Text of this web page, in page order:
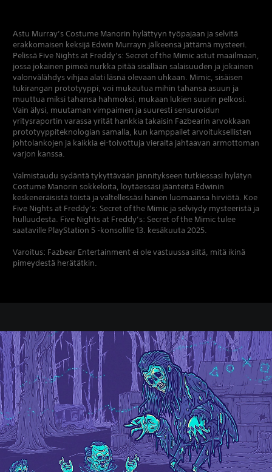
Astu Murray’s Costume Manorin hylättyyn työpajaan ja selvitä
erakkomaisen keksijä Edwin Murrayn jälkeensä jättämä mysteeri.
Pelissä Five Nights at Freddy’s: Secret of the Mimic astut maailmaan,
jossa jokainen pimeä nurkka pitää sisällään salaisuuden ja jokainen
valonvälähdys vihjaa alati läsnä olevaan uhkaan. Mimic, sisäisen
tukirangan prototyyppi, voi mukautua mihin tahansa asuun ja
muuttua miksi tahansa hahmoksi, mukaan lukien suurin pelkosi.
Vain älysi, muutaman vimpaimen ja suuresti sensuroidun
yritysraportin varassa yrität hankkia takaisin Fazbearin arvokkaan
prototyyppiteknologian samalla, kun kamppailet arvoituksellisten
johtolankojen ja kaikkia ei-toivottuja vieraita jahtaavan armottoman
varjon kanssa.
Valmistaudu sydäntä tykyttävään jännitykseen tutkiessasi hylätyn
Costume Manorin sokkeloita, löytäessäsi jäänteitä Edwinin
keskeneräisistä töistä ja vältellessäsi hänen luomaansa hirviötä. Koe
Five Nights at Freddy’s: Secret of the Mimic ja selviydy mysteeristä ja
hulluudesta. Five Nights at Freddy’s: Secret of the Mimic tulee
saataville PlayStation 5 -konsolille 13. kesäkuuta 2025.
Varoitus: Fazbear Entertainment ei ole vastuussa siitä, mitä ikinä
pimeydestä herätätkin.